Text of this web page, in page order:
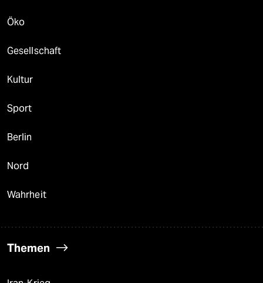
Öko
Gesellschaft
Kultur
Sport
Berlin
Nord
Wahrheit
Themen